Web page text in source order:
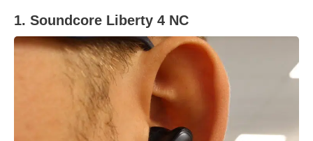
1. Soundcore Liberty 4 NC